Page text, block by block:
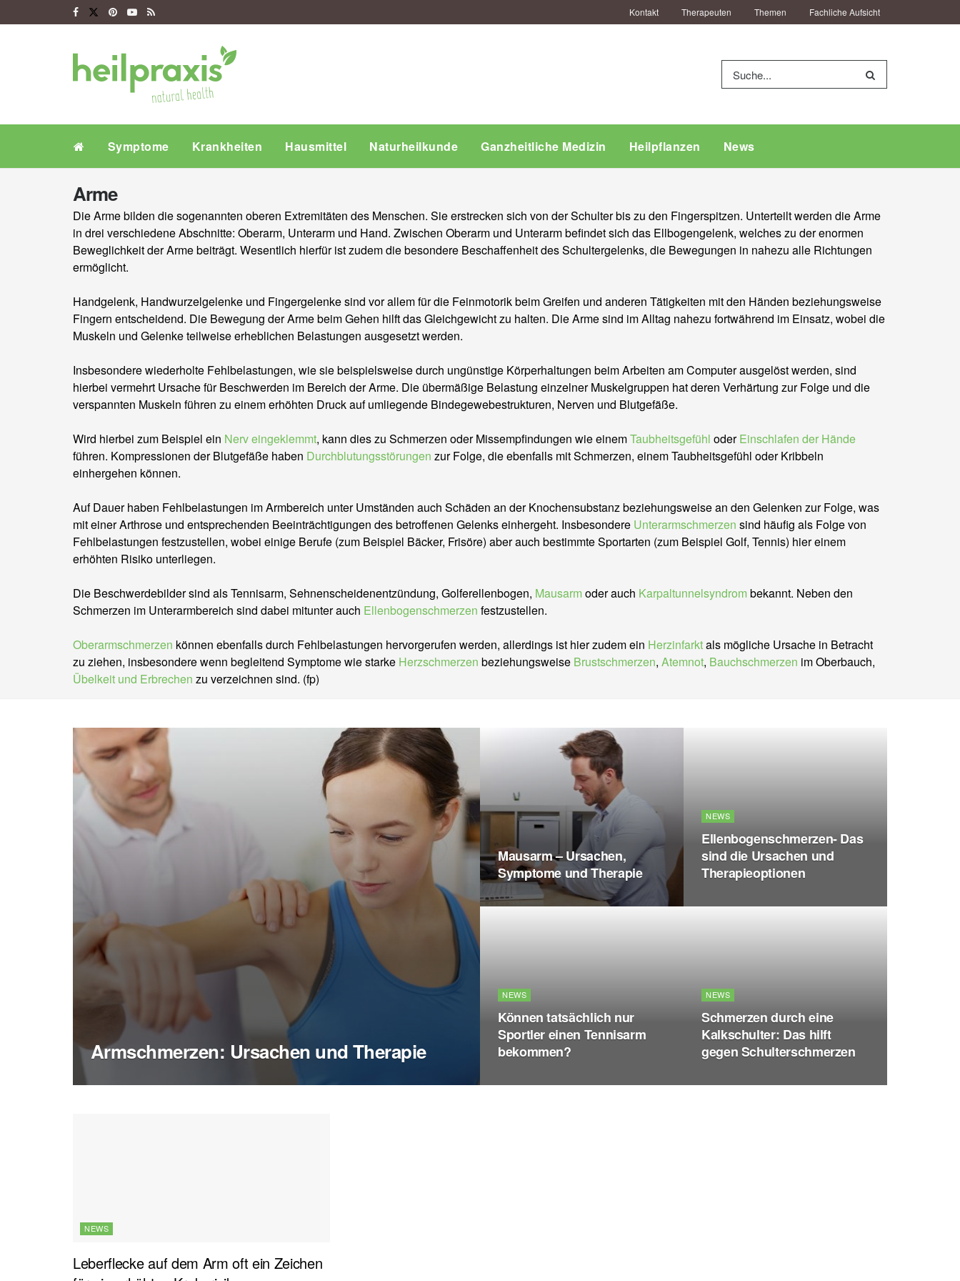
Kontakt Therapeuten Themen Fachliche Aufsicht
Symptome Krankheiten Hausmittel Naturheilkunde Ganzheitliche Medizin Heilpflanzen News
Arme
Die Arme bilden die sogenannten oberen Extremitäten des Menschen. Sie erstrecken sich von der Schulter bis zu den Fingerspitzen. Unterteilt werden die Arme
in drei verschiedene Abschnitte: Oberarm, Unterarm und Hand. Zwischen Oberarm und Unterarm befindet sich das Ellbogengelenk, welches zu der enormen
Beweglichkeit der Arme beiträgt. Wesentlich hierfür ist zudem die besondere Beschaffenheit des Schultergelenks, die Bewegungen in nahezu alle Richtungen
ermöglicht.
Handgelenk, Handwurzelgelenke und Fingergelenke sind vor allem für die Feinmotorik beim Greifen und anderen Tätigkeiten mit den Händen beziehungsweise
Fingern entscheidend. Die Bewegung der Arme beim Gehen hilft das Gleichgewicht zu halten. Die Arme sind im Alltag nahezu fortwährend im Einsatz, wobei die
Muskeln und Gelenke teilweise erheblichen Belastungen ausgesetzt werden.
Insbesondere wiederholte Fehlbelastungen, wie sie beispielsweise durch ungünstige Körperhaltungen beim Arbeiten am Computer ausgelöst werden, sind
hierbei vermehrt Ursache für Beschwerden im Bereich der Arme. Die übermäßige Belastung einzelner Muskelgruppen hat deren Verhärtung zur Folge und die
verspannten Muskeln führen zu einem erhöhten Druck auf umliegende Bindegewebestrukturen, Nerven und Blutgefäße.
Wird hierbei zum Beispiel ein Nerv eingeklemmt, kann dies zu Schmerzen oder Missempfindungen wie einemTaubheitsgefühl oderEinschlafen der Hände
führen. Kompressionen der Blutgefäße haben Durchblutungsstörungen zur Folge, die ebenfalls mit Schmerzen, einem Taubheitsgefühl oder Kribbeln
einhergehen können.
Auf Dauer haben Fehlbelastungen im Armbereich unter Umständen auch Schäden an der Knochensubstanz beziehungsweise an den Gelenken zur Folge, was
mit einer Arthrose und entsprechenden Beeinträchtigungen des betroffenen Gelenks einhergeht. Insbesondere Unterarmschmerzen sind häufig als Folge von
Fehlbelastungen festzustellen, wobei einige Berufe (zum Beispiel Bäcker, Frisöre) aber auch bestimmte Sportarten (zum Beispiel Golf, Tennis) hier einem
erhöhten Risiko unterliegen.
Die Beschwerdebilder sind als Tennisarm, Sehnenscheidenentzündung, Golferellenbogen, Mausarmoder auch Karpaltunnelsyndrombekannt. Neben den
Schmerzen im Unterarmbereich sind dabei mitunter auch Ellenbogenschmerzen festzustellen.
Oberarmschmerzen können ebenfalls durch Fehlbelastungen hervorgerufen werden, allerdings ist hier zudem ein Herzinfarktals mögliche Ursache in Betracht
zu ziehen, insbesondere wenn begleitend Symptome wie starke Herzschmerzen beziehungsweise Brustschmerzen, Atemnot, Bauchschmerzen im Oberbauch,
Übelkeit und Erbrechen zu verzeichnen sind. (fp)
Armschmerzen: Ursachen und Therapie
Mausarm – Ursachen,
Symptome und Therapie
NEWS
Ellenbogenschmerzen- Das
sind die Ursachen und
Therapieoptionen
NEWS
Können tatsächlich nur
Sportler einen Tennisarm
bekommen?
NEWS
Schmerzen durch eine
Kalkschulter: Das hilft
gegen Schulterschmerzen
NEWS
Leberflecke auf dem Arm oft ein Zeichen